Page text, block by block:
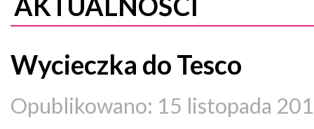
Wycieczka do Tesco
Opublikowano: 15 listopada